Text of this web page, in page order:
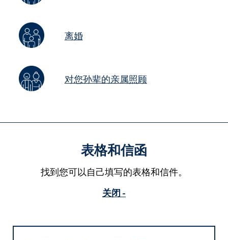
离婚
对您孙辈的亲属照顾
表格和信函
找到您可以自己填写的表格和信件。
关闭 -